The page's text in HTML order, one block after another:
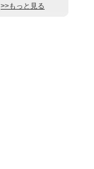
>>もっと見る